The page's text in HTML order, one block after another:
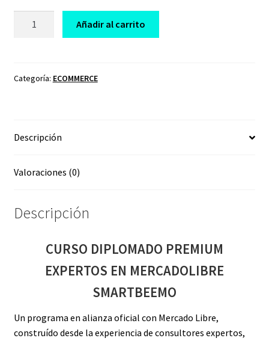
EN
Añadir al carrito
Categoría: ECOMMERCE
Descripción
Valoraciones (0)
Descripción
CURSO DIPLOMADO PREMIUM
EXPERTOS EN MERCADOLIBRE
SMARTBEEMO
Un programa en alianza oficial con Mercado Libre,
construído desde la experiencia de consultores expertos,